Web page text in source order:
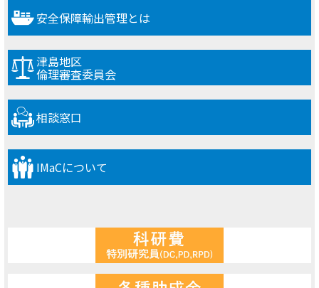
安全保障輸出管理とは
津島地区
倫理審査委員会
相談窓口
IMaCについて